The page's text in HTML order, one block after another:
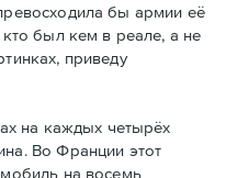
бы армии её
был кем в реале, а не
приведу
на каждых четырёх
Во Франции этот
на восемь